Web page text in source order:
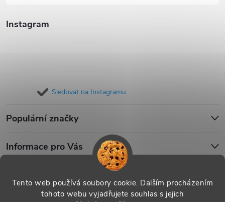
Tento web používá soubory cookie. Dalším procházením
tohoto webu vyjadřujete souhlas s jejich
Instagram
Sledovat na Instagramu
Populární značky
Informace pro Vás